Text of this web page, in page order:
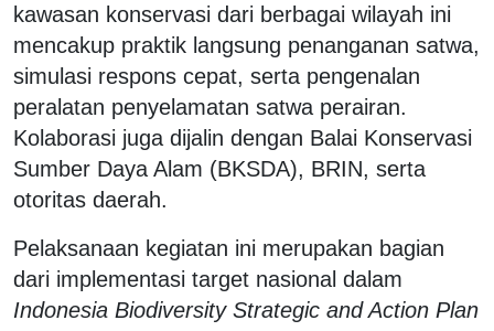
kawasan konservasi dari berbagai wilayah ini
mencakup praktik langsung penanganan satwa,
simulasi respons cepat, serta pengenalan
peralatan penyelamatan satwa perairan.
Kolaborasi juga dijalin dengan Balai Konservasi
Sumber Daya Alam (BKSDA), BRIN, serta
otoritas daerah.
Pelaksanaan kegiatan ini merupakan bagian
dari implementasi target nasional dalam
Indonesia Biodiversity Strategic and Action Plan